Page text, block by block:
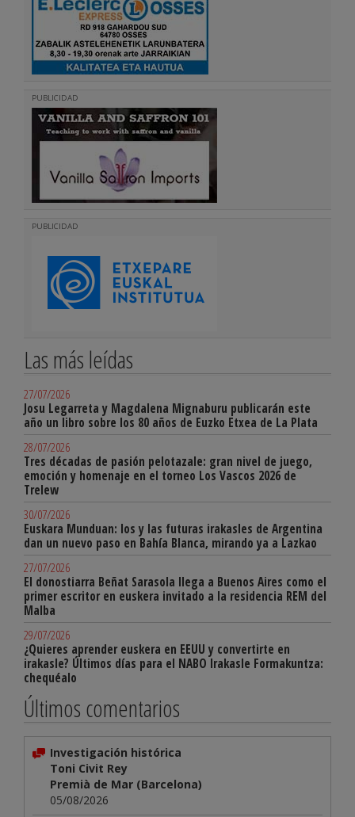
PUBLICIDAD
PUBLICIDAD
Las más leídas
27/07/2026
Josu Legarreta y Magdalena Mignaburu publicarán este
año un libro sobre los 80 años de Euzko Etxea de La Plata
28/07/2026
Tres décadas de pasión pelotazale: gran nivel de juego,
emoción y homenaje en el torneo Los Vascos 2026 de
Trelew
30/07/2026
Euskara Munduan: los y las futuras irakasles de Argentina
dan un nuevo paso en Bahía Blanca, mirando ya a Lazkao
27/07/2026
El donostiarra Beñat Sarasola llega a Buenos Aires como el
primer escritor en euskera invitado a la residencia REM del
Malba
29/07/2026
¿Quieres aprender euskera en EEUU y convertirte en
irakasle? Últimos días para el NABO Irakasle Formakuntza:
chequéalo
Últimos comentarios
Investigación histórica
Toni Civit Rey
Premià de Mar (Barcelona)
05/08/2026